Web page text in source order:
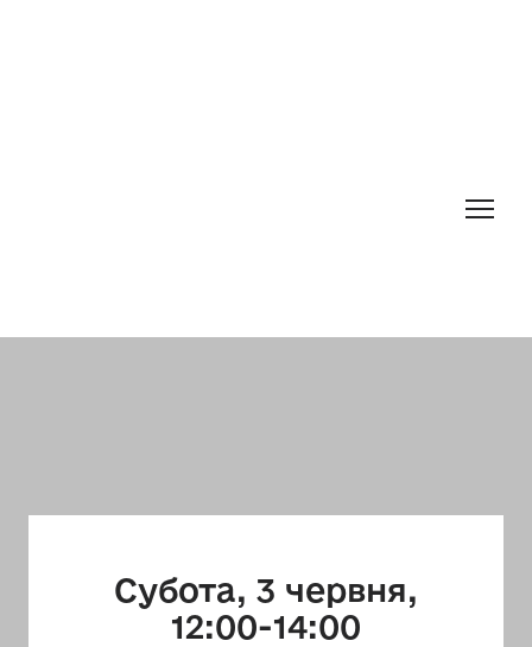
Субота, 3 червня,
12:00-14:00